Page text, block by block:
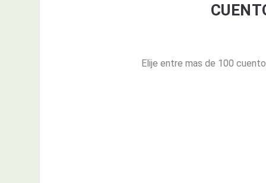
Elije entre mas de 100